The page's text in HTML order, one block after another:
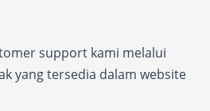
support kami melalui
yang tersedia dalam website